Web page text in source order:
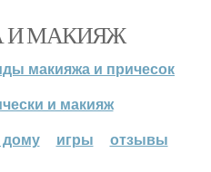
И МАКИЯЖ
макияжа и причесок
и макияж
дому
игры отзывы